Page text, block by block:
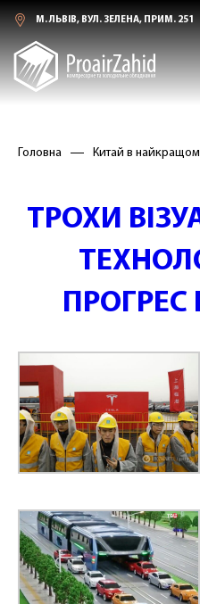
М. ЛЬВІВ, ВУЛ. ЗЕЛЕНА, ПРИМ. 251
Головна Китай в
ТРОХИ
ПРОГРЕС